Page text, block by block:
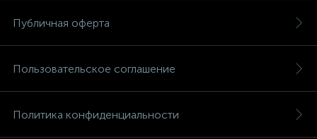
Публичная оферта
Пользовательское соглашение
Политика конфиденциальности